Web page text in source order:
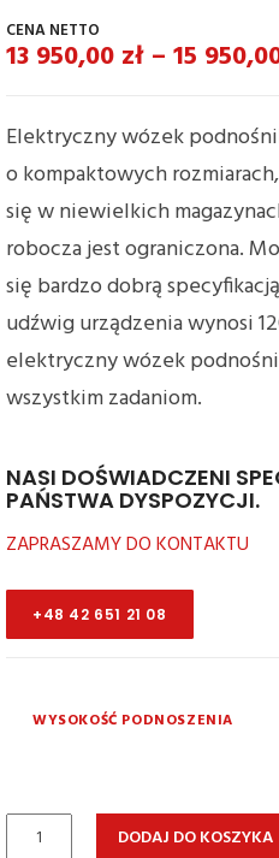
13 950,00 zł – 15
Elektryczny wózek
o kompaktowych
się w niewielkich
robocza jest ograniczona.
się bardzo dobrą
udźwig urządzenia wynosi
elektryczny wózek
wszystkim zadaniom.
NASI DOŚWIADCZENI
PAŃSTWA DYSPOZYCJI.
ZAPRASZAMY DO KONTAKTU
+48 42 651 21 08
WYSOKOŚĆ PODNOSZENIA
ilość
DODAJ DO KOSZYKA